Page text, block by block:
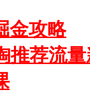
金攻略
推荐流